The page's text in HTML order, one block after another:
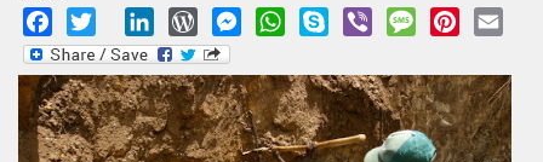
Facebook
Twitter LinkedInWordPressMessengerWhatsApp
Skype Viber MessagePinterest